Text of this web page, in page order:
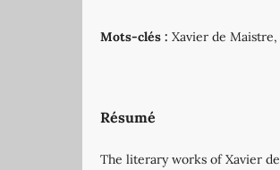
Mots-clés : Xavier de
Résumé
The literary works of Xavier